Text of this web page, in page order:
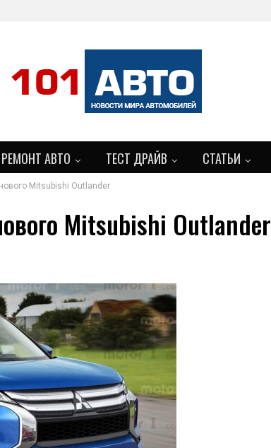
РЕМОНТ АВТО ТЕСТ ДРАЙВ СТАТЬИ
БОЛЬШЕ
Mitsubishi Outlander
Mitsubishi Outlander